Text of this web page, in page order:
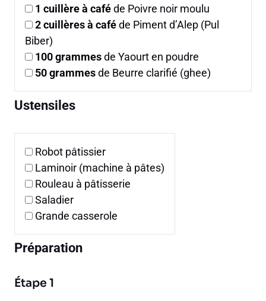
1 cuillère à caféde Poivre noir moulu
2cuillères à caféde Piment d’Alep (Pul
Biber)
100grammesde Yaourt en poudre
50grammesde Beurre clarifié (ghee)
Ustensiles
Robot pâtissier
Laminoir (machine à pâtes)
Rouleau à pâtisserie
Saladier
Grande casserole
Préparation
Étape 1